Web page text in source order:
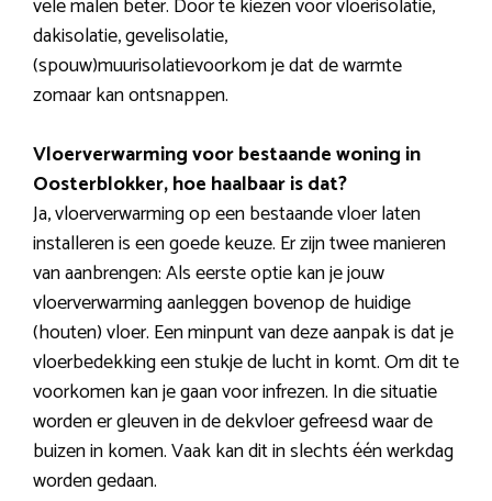
vele malen beter. Door te kiezen voor vloerisolatie,
dakisolatie, gevelisolatie,
(spouw)muurisolatievoorkom je dat de warmte
zomaar kan ontsnappen.
Vloerverwarming voor bestaande woning in
Oosterblokker, hoe haalbaar is dat?
Ja, vloerverwarming op een bestaande vloer laten
installeren is een goede keuze. Er zijn twee manieren
van aanbrengen: Als eerste optie kan je jouw
vloerverwarming aanleggen bovenop de huidige
(houten) vloer. Een minpunt van deze aanpak is dat je
vloerbedekking een stukje de lucht in komt. Om dit te
voorkomen kan je gaan voor infrezen. In die situatie
worden er gleuven in de dekvloer gefreesd waar de
buizen in komen. Vaak kan dit in slechts één werkdag
worden gedaan.